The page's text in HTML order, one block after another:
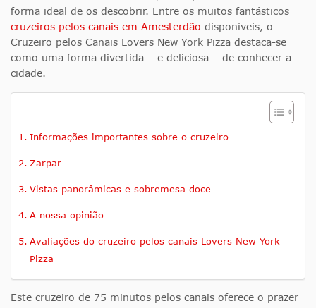
forma ideal de os descobrir. Entre os muitos fantásticos
cruzeiros pelos canais em Amesterdão disponíveis, o
Cruzeiro pelos Canais Lovers New York Pizza destaca-se
como uma forma divertida – e deliciosa – de conhecer a
cidade.
Informações importantes sobre o cruzeiro
Zarpar
Vistas panorâmicas e sobremesa doce
A nossa opinião
Avaliações do cruzeiro pelos canais Lovers New York
Pizza
Este cruzeiro de 75 minutos pelos canais oferece o prazer